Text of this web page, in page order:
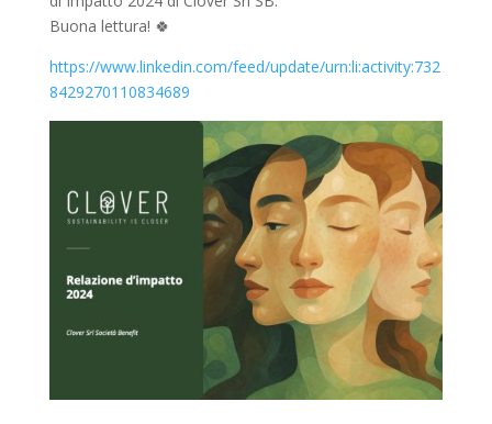
Buona lettura! 🍀
https://www.linkedin.com/feed/update/urn:li:activity:732
8429270110834689